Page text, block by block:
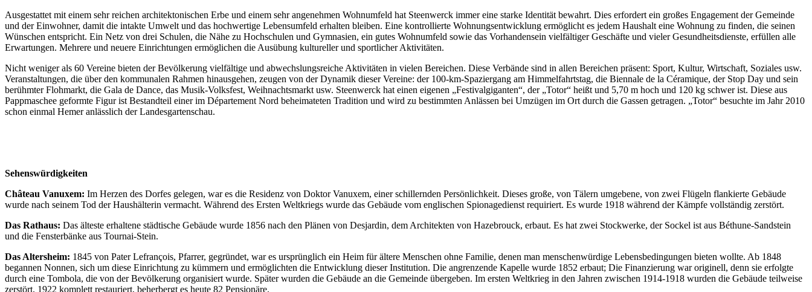
Ausgestattet mit einem sehr reichen architektonischen Erbe und einem sehr angenehmen Wohnumfeld hat Steenwerck immer eine starke Identität bewahrt. Dies erfordert ein großes Engagement der Gemeinde
und der Einwohner, damit die intakte Umwelt und das hochwertige Lebensumfeld erhalten bleiben. Eine kontrollierte Wohnungsentwicklung ermöglicht es jedem Haushalt eine Wohnung zu finden, die seinen
Wünschen entspricht. Ein Netz von drei Schulen, die Nähe zu Hochschulen und Gymnasien, ein gutes Wohnumfeld sowie das Vorhandensein vielfältiger Geschäfte und vieler Gesundheitsdienste, erfüllen alle
Erwartungen. Mehrere und neuere Einrichtungen ermöglichen die Ausübung kultureller und sportlicher Aktivitäten.
Nicht weniger als 60 Vereine bieten der Bevölkerung vielfältige und abwechslungsreiche Aktivitäten in vielen Bereichen. Diese Verbände sind in allen Bereichen präsent: Sport, Kultur, Wirtschaft, Soziales usw.
Veranstaltungen, die über den kommunalen Rahmen hinausgehen, zeugen von der Dynamik dieser Vereine: der 100-km-Spaziergang am Himmelfahrtstag, die Biennale de la Céramique, der Stop Day und sein
berühmter Flohmarkt, die Gala de Dance, das Musik-Volksfest, Weihnachtsmarkt usw. Steenwerck hat einen eigenen „Festivalgiganten“, der „Totor“ heißt und 5,70 m hoch und 120 kg schwer ist. Diese aus
Pappmaschee geformte Figur ist Bestandteil einer im Département Nord beheimateten Tradition und wird zu bestimmten Anlässen bei Umzügen im Ort durch die Gassen getragen. „Totor“ besuchte im Jahr 2010
schon einmal Hemer anlässlich der Landesgartenschau.
Sehenswürdigkeiten
Château Vanuxem: Im Herzen des Dorfes gelegen, war es die Residenz von Doktor Vanuxem, einer schillernden Persönlichkeit. Dieses große, von Tälern umgebene, von zwei Flügeln flankierte Gebäude
wurde nach seinem Tod der Haushälterin vermacht. Während des Ersten Weltkriegs wurde das Gebäude vom englischen Spionagedienst requiriert. Es wurde 1918 während der Kämpfe vollständig zerstört.
Das Rathaus: Das älteste erhaltene städtische Gebäude wurde 1856 nach den Plänen von Desjardin, dem Architekten von Hazebrouck, erbaut. Es hat zwei Stockwerke, der Sockel ist aus Béthune-Sandstein
und die Fensterbänke aus Tournai-Stein.
Das Altersheim: 1845 von Pater Lefrançois, Pfarrer, gegründet, war es ursprünglich ein Heim für ältere Menschen ohne Familie, denen man menschenwürdige Lebensbedingungen bieten wollte. Ab 1848
begannen Nonnen, sich um diese Einrichtung zu kümmern und ermöglichten die Entwicklung dieser Institution. Die angrenzende Kapelle wurde 1852 erbaut; Die Finanzierung war originell, denn sie erfolgte
durch eine Tombola, die von der Bevölkerung organisiert wurde. Später wurden die Gebäude an die Gemeinde übergeben. Im ersten Weltkrieg in den Jahren zwischen 1914-1918 wurden die Gebäude teilweise
zerstört. 1922 komplett restauriert, beherbergt es heute 82 Pensionäre.